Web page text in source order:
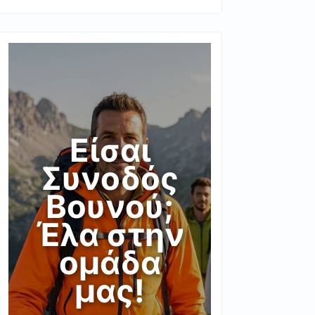
Είσαι
Συνοδός
Βουνού;
Έλα στην
ομάδα
μας!